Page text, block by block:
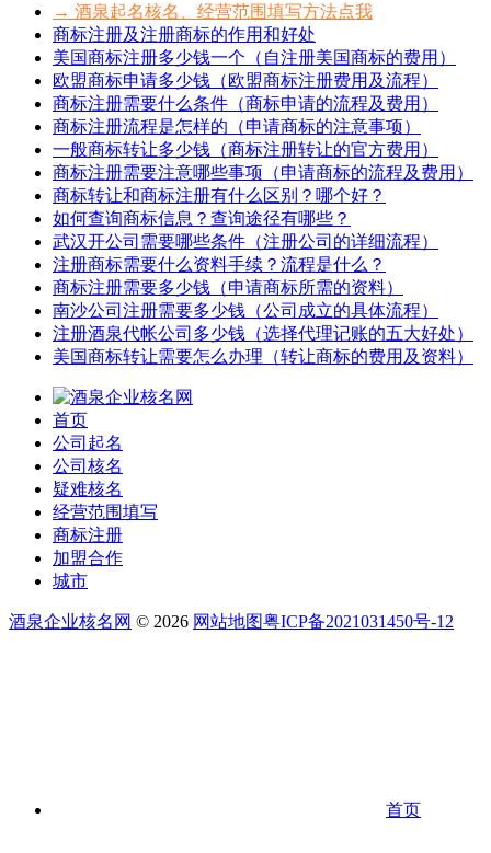
→ 酒泉起名核名、经营范围填写方法点我
商标注册及注册商标的作用和好处
美国商标注册多少钱一个（自注册美国商标的费用）
欧盟商标申请多少钱（欧盟商标注册费用及流程）
商标注册需要什么条件（商标申请的流程及费用）
商标注册流程是怎样的（申请商标的注意事项）
一般商标转让多少钱（商标注册转让的官方费用）
商标注册需要注意哪些事项（申请商标的流程及费用）
商标转让和商标注册有什么区别？哪个好？
如何查询商标信息？查询途径有哪些？
武汉开公司需要哪些条件（注册公司的详细流程）
注册商标需要什么资料手续？流程是什么？
商标注册需要多少钱（申请商标所需的资料）
南沙公司注册需要多少钱（公司成立的具体流程）
注册酒泉代帐公司多少钱（选择代理记账的五大好处）
美国商标转让需要怎么办理（转让商标的费用及资料）
首页
公司起名
公司核名
疑难核名
经营范围填写
商标注册
加盟合作
城市
酒泉企业核名网 © 2026 网站地图粤ICP备2021031450号-12
首页